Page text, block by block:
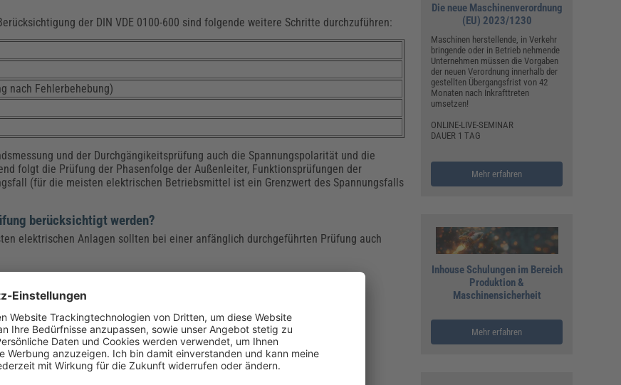
der DIN VDE 0100-600 sind folgende weitere Schritte durchzuführen:
nach Fehlerbehebung)
und der Durchgängikeitsprüfung auch die Spannungspolarität und die
folgt die Prüfung der Phasenfolge der Außenleiter, Funktionsprüfungen der
(für die meisten elektrischen Betriebsmittel ist ein Grenzwert des Spannungsfalls
berücksichtigt werden?
elektrischen Anlagen sollten bei einer anfänglich durchgeführten Prüfung auch
Die neue Maschinenverordnung
(EU) 2023/1230
Maschinen herstellende, in Verkehr
bringende oder in Betrieb nehmende
Unternehmen müssen die Vorgaben
der neuen Verordnung innerhalb der
gestellten Übergangsfrist von 42
Monaten nach Inkrafttreten
umsetzen!
ONLINE-LIVE-SEMINAR
DAUER 1 TAG
Mehr erfahren
Inhouse Schulungen im Bereich
Produktion &
Maschinensicherheit
Mehr erfahren